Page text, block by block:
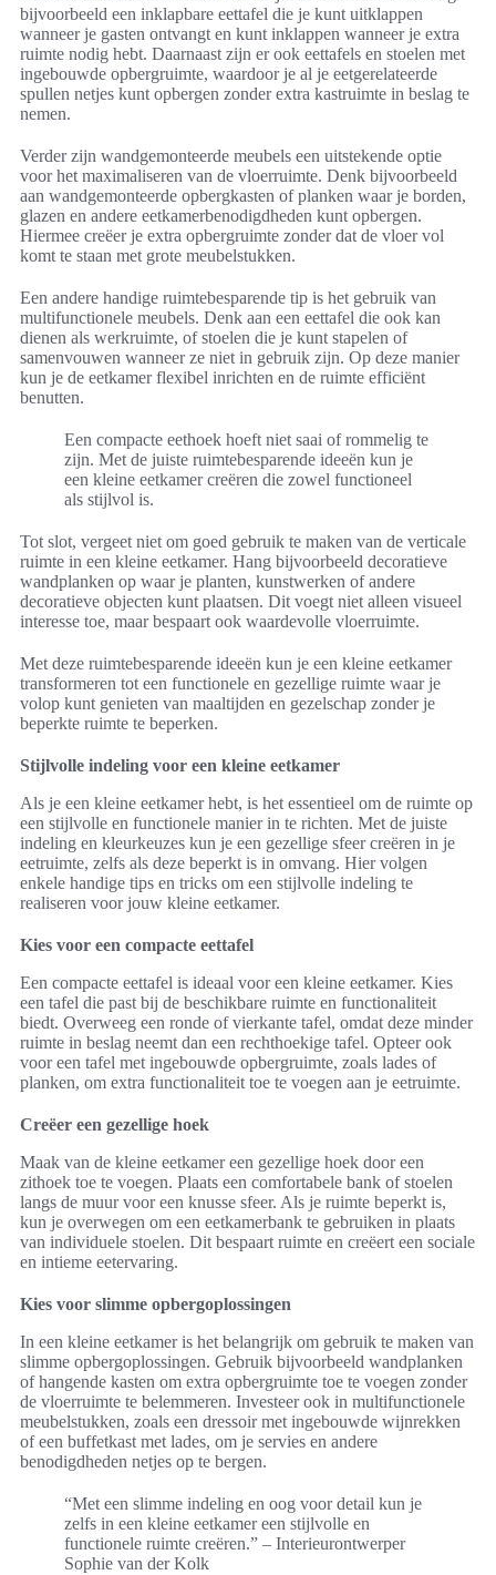
bijvoorbeeld een inklapbare eettafel die je kunt uitklappen
wanneer je gasten ontvangt en kunt inklappen wanneer je extra
ruimte nodig hebt. Daarnaast zijn er ook eettafels en stoelen met
ingebouwde opbergruimte, waardoor je al je eetgerelateerde
spullen netjes kunt opbergen zonder extra kastruimte in beslag te
nemen.
Verder zijn wandgemonteerde meubels een uitstekende optie
voor het maximaliseren van de vloerruimte. Denk bijvoorbeeld
aan wandgemonteerde opbergkasten of planken waar je borden,
glazen en andere eetkamerbenodigdheden kunt opbergen.
Hiermee creëer je extra opbergruimte zonder dat de vloer vol
komt te staan met grote meubelstukken.
Een andere handige ruimtebesparende tip is het gebruik van
multifunctionele meubels. Denk aan een eettafel die ook kan
dienen als werkruimte, of stoelen die je kunt stapelen of
samenvouwen wanneer ze niet in gebruik zijn. Op deze manier
kun je de eetkamer flexibel inrichten en de ruimte efficiënt
benutten.
Een compacte eethoek hoeft niet saai of rommelig te
zijn. Met de juiste ruimtebesparende ideeën kun je
een kleine eetkamer creëren die zowel functioneel
als stijlvol is.
Tot slot, vergeet niet om goed gebruik te maken van de verticale
ruimte in een kleine eetkamer. Hang bijvoorbeeld decoratieve
wandplanken op waar je planten, kunstwerken of andere
decoratieve objecten kunt plaatsen. Dit voegt niet alleen visueel
interesse toe, maar bespaart ook waardevolle vloerruimte.
Met deze ruimtebesparende ideeën kun je een kleine eetkamer
transformeren tot een functionele en gezellige ruimte waar je
volop kunt genieten van maaltijden en gezelschap zonder je
beperkte ruimte te beperken.
Stijlvolle indeling voor een kleine eetkamer
Als je een kleine eetkamer hebt, is het essentieel om de ruimte op
een stijlvolle en functionele manier in te richten. Met de juiste
indeling en kleurkeuzes kun je een gezellige sfeer creëren in je
eetruimte, zelfs als deze beperkt is in omvang. Hier volgen
enkele handige tips en tricks om een stijlvolle indeling te
realiseren voor jouw kleine eetkamer.
Kies voor een compacte eettafel
Een compacte eettafel is ideaal voor een kleine eetkamer. Kies
een tafel die past bij de beschikbare ruimte en functionaliteit
biedt. Overweeg een ronde of vierkante tafel, omdat deze minder
ruimte in beslag neemt dan een rechthoekige tafel. Opteer ook
voor een tafel met ingebouwde opbergruimte, zoals lades of
planken, om extra functionaliteit toe te voegen aan je eetruimte.
Creëer een gezellige hoek
Maak van de kleine eetkamer een gezellige hoek door een
zithoek toe te voegen. Plaats een comfortabele bank of stoelen
langs de muur voor een knusse sfeer. Als je ruimte beperkt is,
kun je overwegen om een eetkamerbank te gebruiken in plaats
van individuele stoelen. Dit bespaart ruimte en creëert een sociale
en intieme eetervaring.
Kies voor slimme opbergoplossingen
In een kleine eetkamer is het belangrijk om gebruik te maken van
slimme opbergoplossingen. Gebruik bijvoorbeeld wandplanken
of hangende kasten om extra opbergruimte toe te voegen zonder
de vloerruimte te belemmeren. Investeer ook in multifunctionele
meubelstukken, zoals een dressoir met ingebouwde wijnrekken
of een buffetkast met lades, om je servies en andere
benodigdheden netjes op te bergen.
“Met een slimme indeling en oog voor detail kun je
zelfs in een kleine eetkamer een stijlvolle en
functionele ruimte creëren.” – Interieurontwerper
Sophie van der Kolk